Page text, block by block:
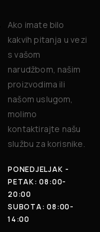
Ako imate bilo
kakvih pitanja u vezi
s vašom
narudžbom, našim
proizvodima ili
našom uslugom,
molimo
kontaktirajte našu
službu za korisnike.
PONEDJELJAK -
PETAK: 08:00-
20:00
SUBOTA: 08:00-
14:00